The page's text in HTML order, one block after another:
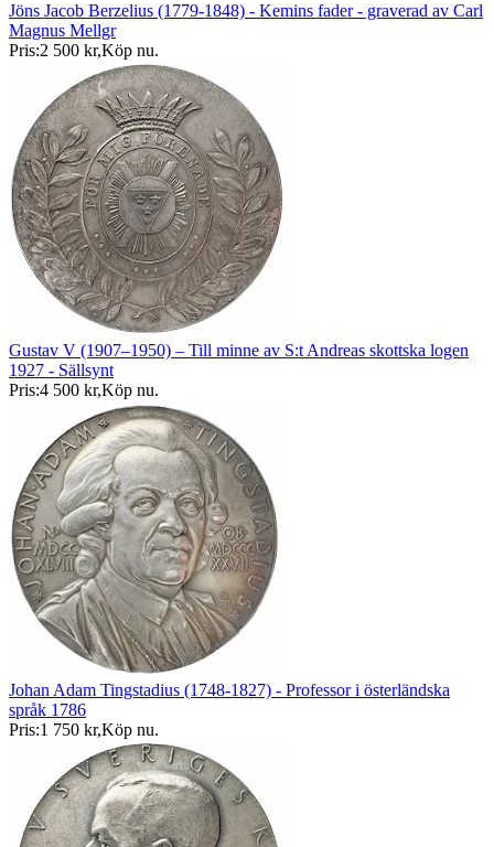
Jöns Jacob Berzelius (1779-1848) - Kemins fader - graverad av Carl
Magnus Mellgr
Pris:2 500 kr,Köp nu.
Gustav V (1907–1950) – Till minne av S:t Andreas skottska logen
1927 - Sällsynt
Pris:4 500 kr,Köp nu.
Johan Adam Tingstadius (1748-1827) - Professor i österländska
språk 1786
Pris:1 750 kr,Köp nu.